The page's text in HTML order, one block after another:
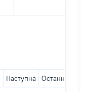
Наступна Остання